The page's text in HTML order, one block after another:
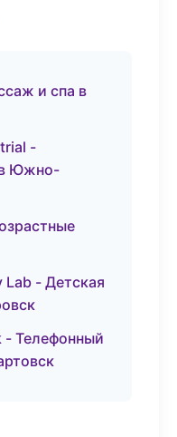
и спа в
-
в Южно-
Lab - Детская
- Телефонный